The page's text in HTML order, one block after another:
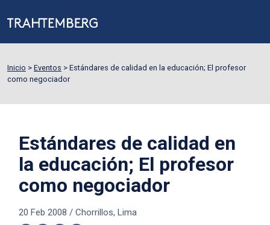
Inicio > Eventos > Estándares de calidad en la educación; El profesor
como negociador
Estándares de calidad en
la educación; El profesor
como negociador
20 Feb 2008 / Chorrillos, Lima